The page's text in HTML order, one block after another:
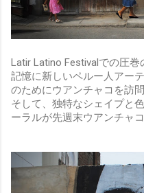
Latir Latino Festivalでの圧
記憶に新しいペルー人アー
のためにウアンチャコを訪問
そして、独特なシェイプと
ーラルが先週末ウアンチャ